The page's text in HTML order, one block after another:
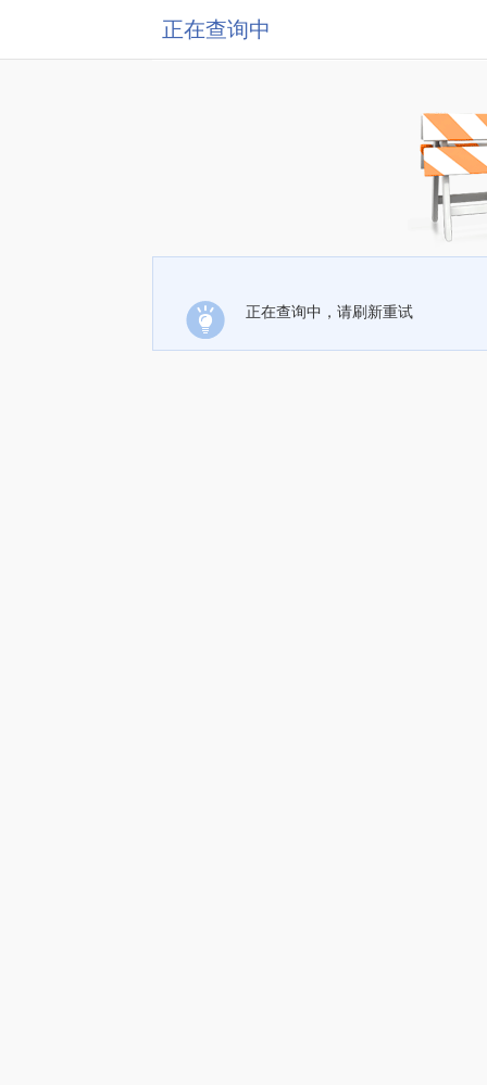
正在查询中
正在查询中，请刷新重试